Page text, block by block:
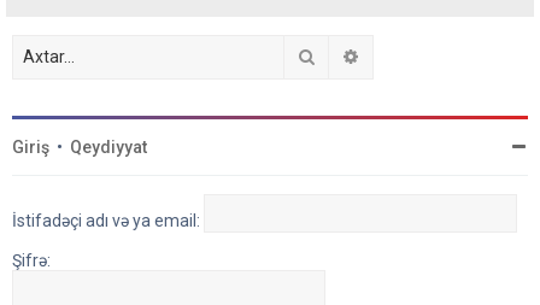
Axtar
Giriş • Qeydiyyat
İstifadəçi adı və ya email:
Şifrə: